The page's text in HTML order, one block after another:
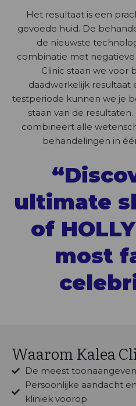
Het resultaat is een
gevoede huid. De
de nieuwste
combinatie met negatieve
Clinic staan we voor
daadwerkelijk resultaat
testperiode kunnen we je
staan van de resultaten.
combineert alle
behandelingen in
ultimate
of
most
Waarom Kalea
De meest
Persoonlijke aandacht
kliniek voorop